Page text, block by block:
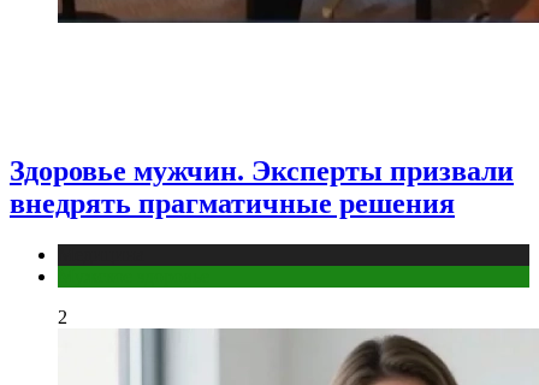
Здоровье мужчин. Эксперты призвали
внедрять прагматичные решения
2